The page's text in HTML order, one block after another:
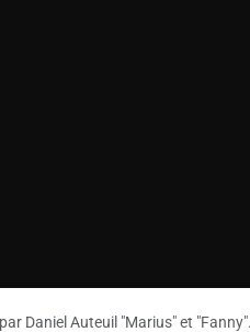
Daniel Auteuil "Marius" et